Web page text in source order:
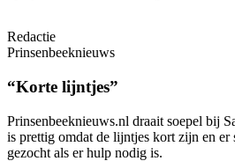
Redactie
Prinsenbeeknieuws
“Korte lijntjes”
Prinsenbeeknieuws.nl draait soepel bij
is prettig omdat de lijntjes kort zijn en er
gezocht als er hulp nodig is.